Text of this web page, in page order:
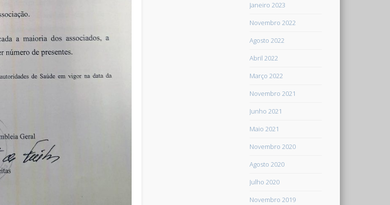
Janeiro 2023
Novembro 2022
Agosto 2022
Abril 2022
Março 2022
Novembro 2021
Junho 2021
Maio 2021
Novembro 2020
Agosto 2020
Julho 2020
Novembro 2019